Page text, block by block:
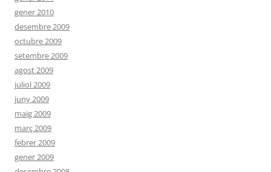
gener 2010
desembre 2009
octubre 2009
setembre 2009
agost 2009
juliol 2009
juny 2009
maig 2009
març 2009
febrer 2009
gener 2009